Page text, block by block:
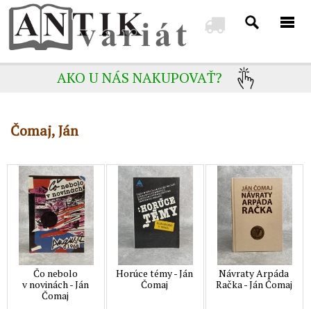
AKO U NÁS NAKUPOVAŤ?
Čomaj, Ján
Čo nebolo
v novinách - Ján
Čomaj
Horúce témy - Ján
Čomaj
Návraty Arpáda
Račka - Ján Čomaj